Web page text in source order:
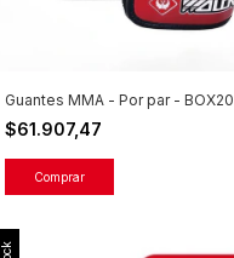
Guantes MMA - Por par - BOX20
$61.907,47